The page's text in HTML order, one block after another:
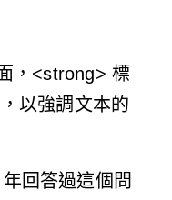
，<strong> 標
以強調文本的
回答過這個問